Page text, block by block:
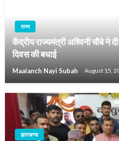
राज्य
केंद्रीय राज्यमंत्री अश्विनी चौबे ने
दिवस की बधाई
Maalanch Nayi Subah August 15,
झारखण्ड